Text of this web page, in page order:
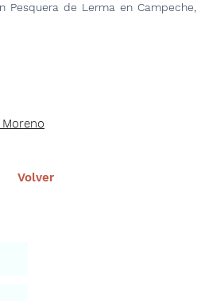
Pesquera de Lerma en
Volver